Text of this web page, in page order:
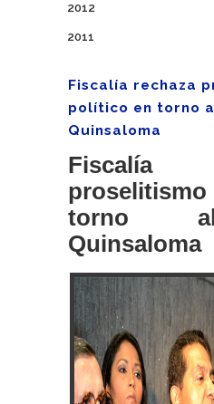
2012
2011
Fiscalía rechaza
político en torno
Quinsaloma
Fiscalía
torno
Quinsaloma